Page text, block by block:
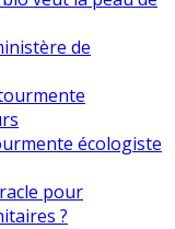
de
écologiste
pour
?